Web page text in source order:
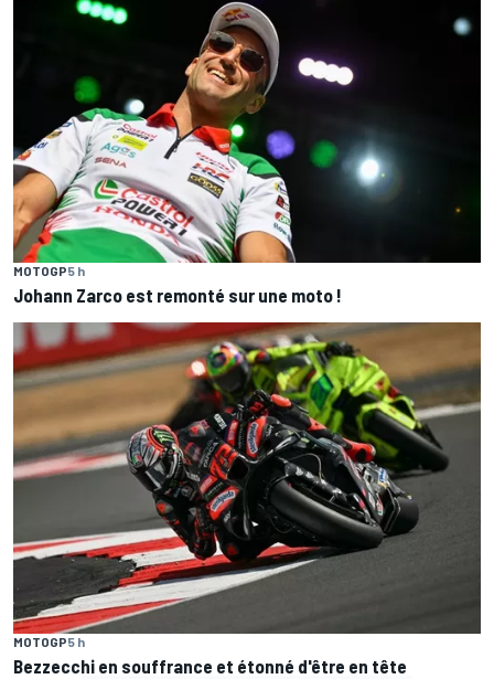
MOTOGP5 h
Johann Zarco est remonté sur une moto !
MOTOGP5 h
Bezzecchi en souffrance et étonné d'être en tête